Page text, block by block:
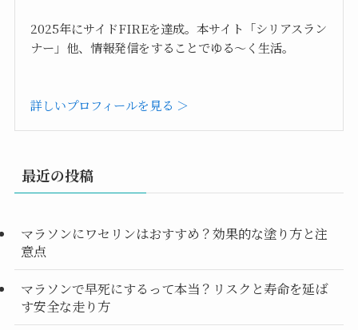
2025年にサイドFIREを達成。本サイト「シリアスラン
ナー」他、情報発信をすることでゆる～く生活。
詳しいプロフィールを見る ＞
最近の投稿
マラソンにワセリンはおすすめ？効果的な塗り方と注
意点
マラソンで早死にするって本当？リスクと寿命を延ば
す安全な走り方